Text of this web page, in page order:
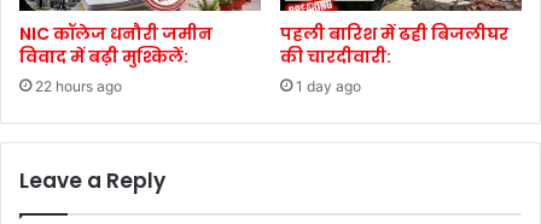
NIC कॉलेज धनौरी जमीन
विवाद में बढ़ी मुश्किलें:
22 hours ago
पहली बारिश में ढही बिजलीघर
की चारदीवारी:
1 day ago
Leave a Reply